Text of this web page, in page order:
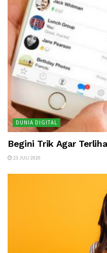
DUNIA DIGITAL
Begini Trik Agar
23 JULI 2020